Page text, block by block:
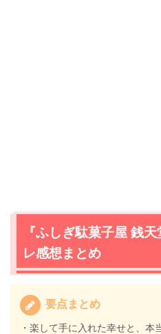
『ふしぎ駄菓子屋 銭
レ感想まとめ
要点まとめ
・楽して手に入れた幸せと、本